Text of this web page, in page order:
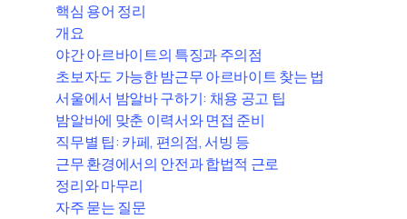
핵심 용어 정리
개요
야간 아르바이트의 특징과 주의점
초보자도 가능한 밤근무 아르바이트 찾는 법
서울에서 밤알바 구하기: 채용 공고 팁
밤알바에 맞춘 이력서와 면접 준비
직무별 팁: 카페, 편의점, 서빙 등
근무 환경에서의 안전과 합법적 근로
정리와 마무리
자주 묻는 질문